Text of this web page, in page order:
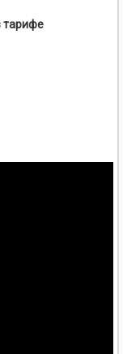
тарифе